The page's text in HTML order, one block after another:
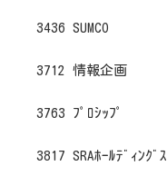
3436 SUMCO
3712 情報企画
3763 ﾌﾟﾛｼｯﾌﾟ
3817 SRAﾎｰﾙﾃﾞｨﾝｸﾞｽ